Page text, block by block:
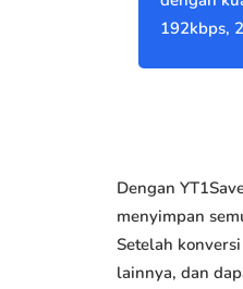
192kbps,
Dengan
menyimpan
Setelah
lainnya, dan